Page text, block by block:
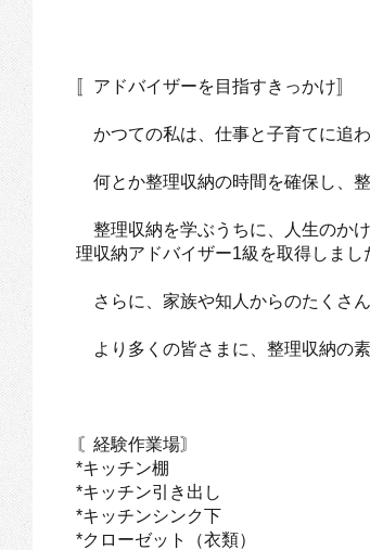
〚アドバイザーを目指すきっかけ〛
かつての私は、仕事と子育てに追
何とか整理収納の時間を確保し、
整理収納を学ぶうちに、人生のか
理収納アドバイザー1級を取得しまし
さらに、家族や知人からのたくさ
より多くの皆さまに、整理収納の
〘経験作業場〙
*キッチン棚
*キッチン引き出し
*キッチンシンク下
*クローゼット（衣類）